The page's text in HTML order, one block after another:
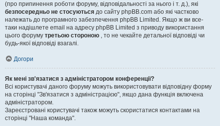
(про припинення роботи форуму, відповідальності за нього і т. д.), які
безпосередньо не стосуються до сайту phpBB.com або які частково
належать до програмного забезпечення phpBB Limited. Якщо ж ви все-
таки надішлете email на адресу phpBB Limited з приводу використання
цього форуму третьою стороною , то не чекайте детальної відповіді чи
будь-якої відповіді взагалі.
Догори
Як мені зв'язатися з адміністратором конференції?
Всі користувачі даного форуму можуть використовувати відповідну форму
на сторінці "Зв'язатися з адміністрацією", якщо дана функція включена
адміністратором.
Зареєстровані користувачі також можуть скористатися контактами на
сторінці "Наша команда".